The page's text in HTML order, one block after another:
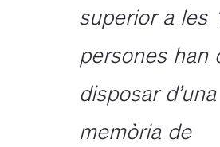
superior a les
persones han
disposar d’una
memòria de